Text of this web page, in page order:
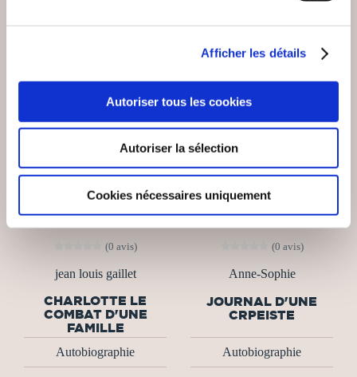
Afficher les détails
Autoriser tous les cookies
Autoriser la sélection
Cookies nécessaires uniquement
(0 avis)
jean louis gaillet
CHARLOTTE LE
COMBAT D'UNE
FAMILLE
Autobiographie
NEW
(0 avis)
Anne-Sophie
JOURNAL D'UNE
CRPEISTE
Autobiographie